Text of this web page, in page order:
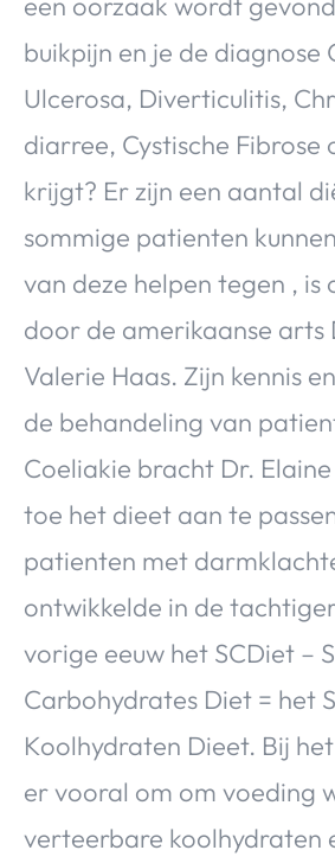
buikpijn en je de diagnose
Ulcerosa, Diverticulitis,
diarree, Cystische Fibrose
krijgt? Er zijn een aantal
sommige patienten
van deze helpen tegen , is
door de amerikaanse arts
Valerie Haas. Zijn kennis
de behandeling van
Coeliakie bracht Dr.
toe het dieet aan te
patienten met
ontwikkelde in de
vorige eeuw het SCDiet –
Carbohydrates Diet = het
Koolhydraten Dieet. Bij
er vooral om om voeding
verteerbare koolhydraten